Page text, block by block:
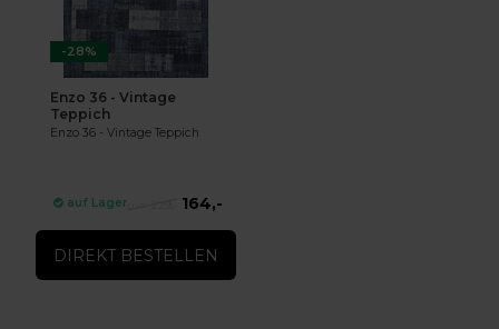
-28%
Enzo 36 - Vintage
Teppich
Enzo 36 - Vintage Teppich
auf Lager 164,-
DIREKT BESTELLEN